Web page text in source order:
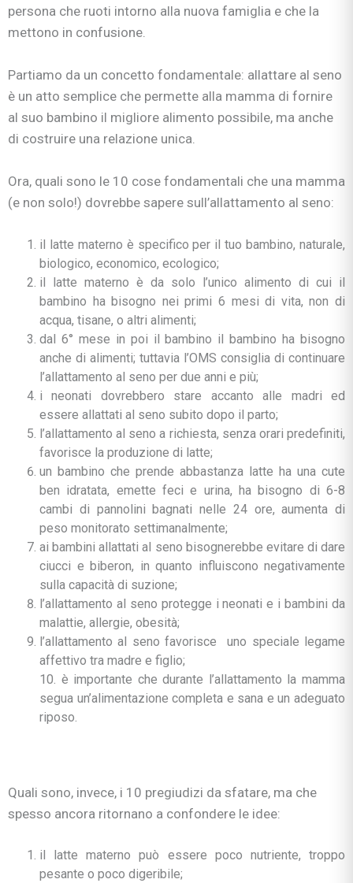
persona che ruoti intorno alla nuova famiglia e che la
mettono in confusione.
Partiamo da un concetto fondamentale: allattare al seno
è un atto semplice che permette alla mamma di fornire
al suo bambino il migliore alimento possibile, ma anche
di costruire una relazione unica.
Ora, quali sono le 10 cose fondamentali che una mamma
(e non solo!) dovrebbe sapere sull’allattamento al seno:
il latte materno è specifico per il tuo bambino, naturale,
biologico, economico, ecologico;
il latte materno è da solo l’unico alimento di cui il
bambino ha bisogno nei primi 6 mesi di vita, non di
acqua, tisane, o altri alimenti;
dal 6° mese in poi il bambino il bambino ha bisogno
anche di alimenti; tuttavia l’OMS consiglia di continuare
l’allattamento al seno per due anni e più;
i neonati dovrebbero stare accanto alle madri ed
essere allattati al seno subito dopo il parto;
l’allattamento al seno a richiesta, senza orari predefiniti,
favorisce la produzione di latte;
un bambino che prende abbastanza latte ha una cute
ben idratata, emette feci e urina, ha bisogno di 6-8
cambi di pannolini bagnati nelle 24 ore, aumenta di
peso monitorato settimanalmente;
ai bambini allattati al seno bisognerebbe evitare di dare
ciucci e biberon, in quanto influiscono negativamente
sulla capacità di suzione;
l’allattamento al seno protegge i neonati e i bambini da
malattie, allergie, obesità;
l’allattamento al seno favorisce uno speciale legame
affettivo tra madre e figlio;
10. è importante che durante l’allattamento la mamma
segua un’alimentazione completa e sana e un adeguato
riposo.
Quali sono, invece, i 10 pregiudizi da sfatare, ma che
spesso ancora ritornano a confondere le idee:
il latte materno può essere poco nutriente, troppo
pesante o poco digeribile;